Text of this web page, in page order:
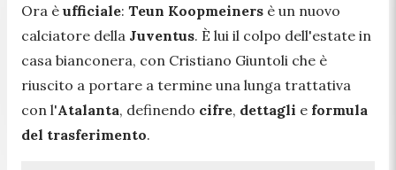
Ora è ufficiale: Teun Koopmeiners è un nuovo
calciatore della Juventus. È lui il colpo dell'estate in
casa bianconera, con Cristiano Giuntoli che è
riuscito a portare a termine una lunga trattativa
con l'Atalanta, definendo cifre, dettagli e formula
del trasferimento.